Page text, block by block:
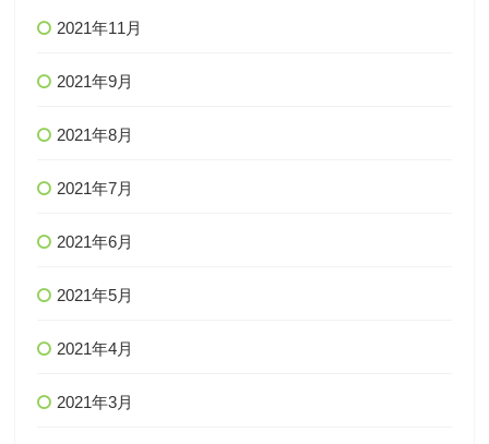
2021年11月
2021年9月
2021年8月
2021年7月
2021年6月
2021年5月
2021年4月
2021年3月